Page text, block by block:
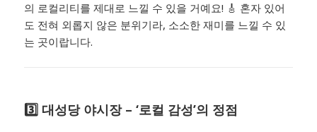
의 로컬리티를 제대로 느낄 수 있을 거예요! 🎸 혼자 있어
도 전혀 외롭지 않은 분위기라, 소소한 재미를 느낄 수 있
는 곳이랍니다.
3️⃣ 대성당 야시장 – ‘로컬 감성’의 정점